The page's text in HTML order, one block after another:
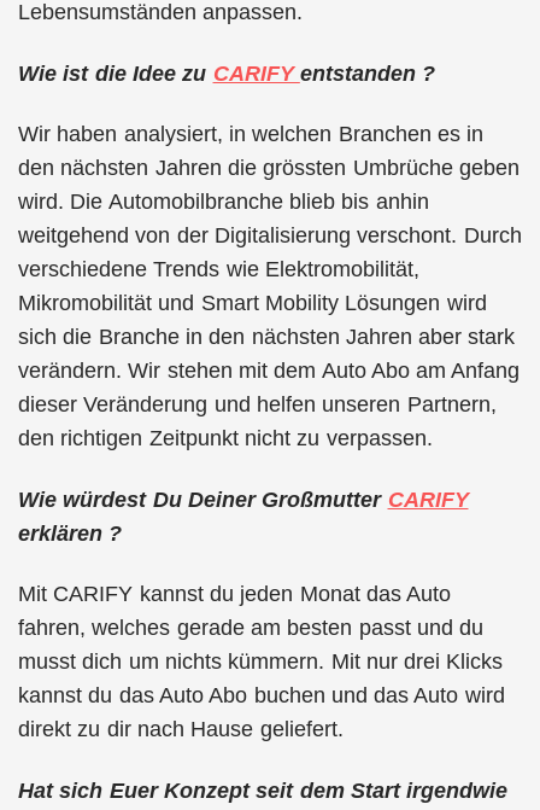
Lebensumständen anpassen.
Wie ist die Idee zu CARIFY entstanden ?
Wir haben analysiert, in welchen Branchen es in
den nächsten Jahren die grössten Umbrüche geben
wird. Die Automobilbranche blieb bis anhin
weitgehend von der Digitalisierung verschont. Durch
verschiedene Trends wie Elektromobilität,
Mikromobilität und Smart Mobility Lösungen wird
sich die Branche in den nächsten Jahren aber stark
verändern. Wir stehen mit dem Auto Abo am Anfang
dieser Veränderung und helfen unseren Partnern,
den richtigen Zeitpunkt nicht zu verpassen.
Wie würdest Du Deiner Großmutter CARIFY
erklären ?
Mit CARIFY kannst du jeden Monat das Auto
fahren, welches gerade am besten passt und du
musst dich um nichts kümmern. Mit nur drei Klicks
kannst du das Auto Abo buchen und das Auto wird
direkt zu dir nach Hause geliefert.
Hat sich Euer Konzept seit dem Start irgendwie